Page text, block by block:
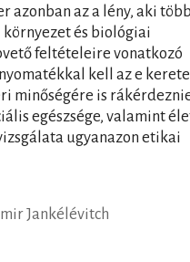
azonban az a lény, aki
és biológiai
feltételeire vonatkozó
kell az e
minőségére is
egészsége, valamint
ugyanazon etikai
Jankélévitch